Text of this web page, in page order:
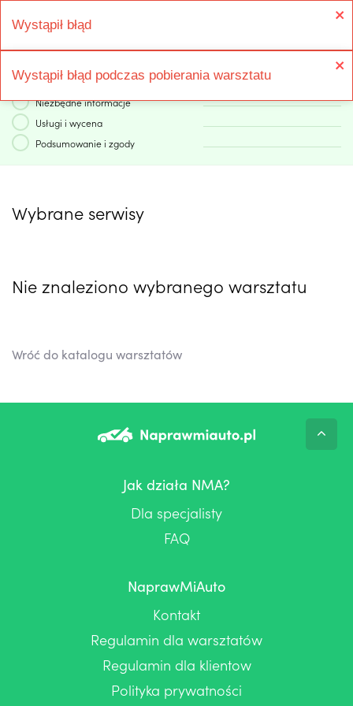
Wystąpił błąd
Wystąpił błąd podczas pobierania warsztatu
1 Konto
2 Niezbędne informacje
3 Usługi i wycena
4 Podsumowanie i zgody
Nie znaleziono wybranego warsztatu
Wróć do katalogu warsztatów
Wybrane serwisy
Jak działa NMA?
Dla specjalisty
FAQ
NaprawMiAuto
Kontakt
Regulamin dla warsztatów
Regulamin dla klientow
Polityka prywatności